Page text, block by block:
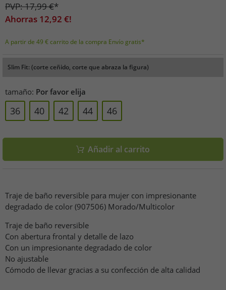
PVP:17,99€*
Ahorras 12,92 €!
A partir de 49 € carrito de la compra Envío gratis*
Slim Fit: (corte ceñido, corte que abraza la figura)
tamaño: Por favor elija
36 40 42 44 46
Añadir al carrito
Traje de baño reversible para mujer con impresionante
degradado de color (907506) Morado/Multicolor
Traje de baño reversible
Con abertura frontal y detalle de lazo
Con un impresionante degradado de color
No ajustable
Cómodo de llevar gracias a su confección de alta calidad